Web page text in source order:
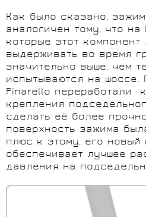
Как было сказано,
аналогичен тому, что на
которые этот компонент
выдерживать во время
значительно выше, чем
испытываются на шоссе.
Pinarello переработали
крепления
сделать её более
поверхность зажима
плюс к этому, его новый
обеспечивает лучшее
давления на